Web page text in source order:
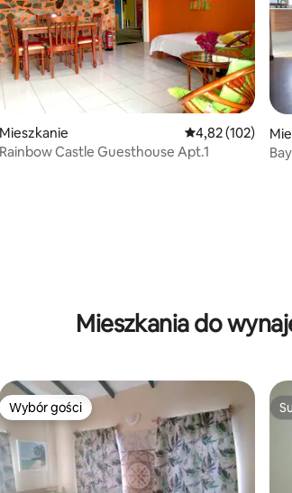
4,9 na 5, liczba recenzji: 10
Mieszkanie Średnia ocena:
4,82 (102)
Rainbow Castle Guesthouse Apt.1
Mieszkania do
Wybór gości
Wybór gości